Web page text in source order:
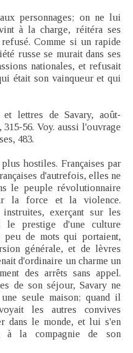
personnages; on ne lui
à la charge, réitéra ses
Comme si un rapide
russe se murait dans ses
nationales, et refusait
était son vainqueur et qui
lettres de Savary, août-
56. Voy. aussi l'ouvrage
483.
hostiles. Françaises par
d'autrefois, elles ne
le peuple révolutionnaire
la force et la violence.
exerçant sur les
le prestige d'une culture
peu de mots qui portaient,
générale, et de lèvres
d'ordinaire un charme un
des arrêts sans appel.
de son séjour, Savary ne
seule maison; quand il
les autres convives
dans le monde, et lui s'en
à la compagnie de son